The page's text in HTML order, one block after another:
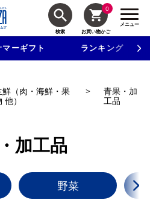
検索
0
お買い物かご
メニュー
ーギフト ランキング
使える500円クーポンを進呈！
鮮（肉・海鮮・果
他）
>
青果・加
工品
加工品
野菜